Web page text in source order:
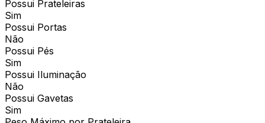
Possui Prateleiras
Sim
Possui Portas
Não
Possui Pés
Sim
Possui Iluminação
Não
Possui Gavetas
Sim